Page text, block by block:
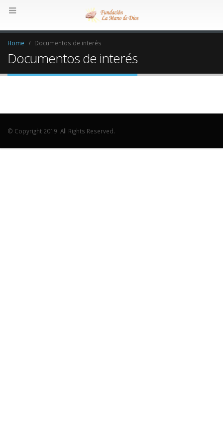
Home Documentos de interés
Documentos de interés
© Copyright 2019. All Rights Reserved.